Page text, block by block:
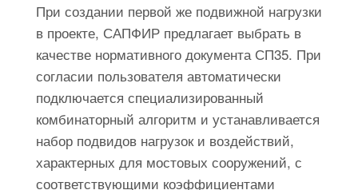
При создании первой же подвижной нагрузки
в проекте, САПФИР предлагает выбрать в
качестве нормативного документа СП35. При
согласии пользователя автоматически
подключается специализированный
комбинаторный алгоритм и устанавливается
набор подвидов нагрузок и воздействий,
характерных для мостовых сооружений, с
соответствующими коэффициентами